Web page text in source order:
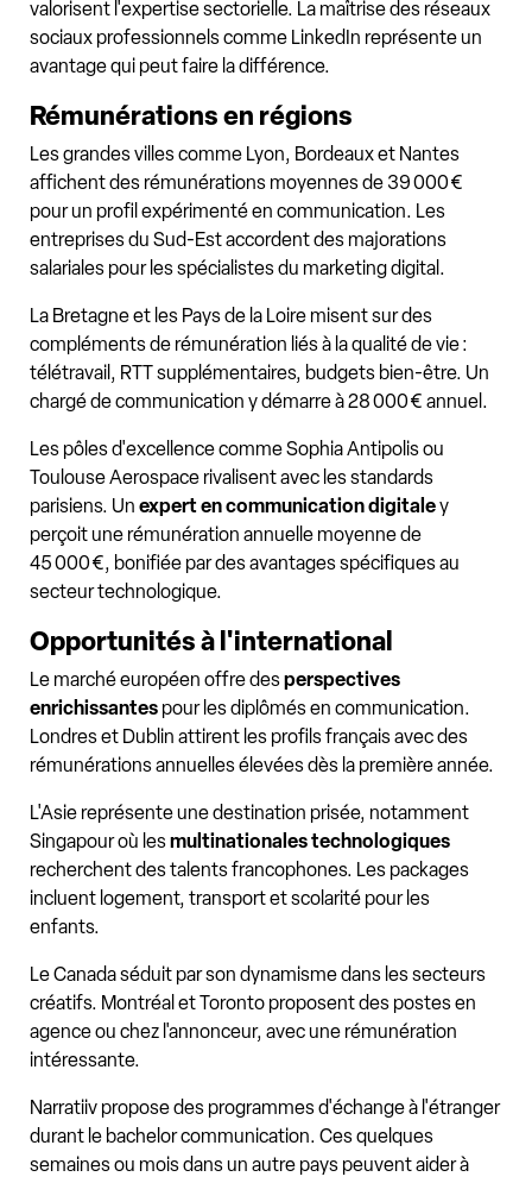
valorisent l'expertise sectorielle. La maîtrise des réseaux
sociaux professionnels comme LinkedIn représente un
avantage qui peut faire la différence.
Rémunérations en régions
Les grandes villes comme Lyon, Bordeaux et Nantes
affichent des rémunérations moyennes de 39 000 €
pour un profil expérimenté en communication. Les
entreprises du Sud-Est accordent des majorations
salariales pour les spécialistes du marketing digital.
La Bretagne et les Pays de la Loire misent sur des
compléments de rémunération liés à la qualité de vie :
télétravail, RTT supplémentaires, budgets bien-être. Un
chargé de communication y démarre à 28 000 € annuel.
Les pôles d'excellence comme Sophia Antipolis ou
Toulouse Aerospace rivalisent avec les standards
parisiens. Un expert en communication digitaley
perçoit une rémunération annuelle moyenne de
45 000 €, bonifiée par des avantages spécifiques au
secteur technologique.
Opportunités à l'international
Le marché européen offre desperspectives
enrichissantes pour les diplômés en communication.
Londres et Dublin attirent les profils français avec des
rémunérations annuelles élevées dès la première année.
L'Asie représente une destination prisée, notamment
Singapour où lesmultinationales technologiques
recherchent des talents francophones. Les packages
incluent logement, transport et scolarité pour les
enfants.
Le Canada séduit par son dynamisme dans les secteurs
créatifs. Montréal et Toronto proposent des postes en
agence ou chez l'annonceur, avec une rémunération
intéressante.
Narratiiv propose des programmes d'échange à l'étranger
durant le bachelor communication. Ces quelques
semaines ou mois dans un autre pays peuvent aider à